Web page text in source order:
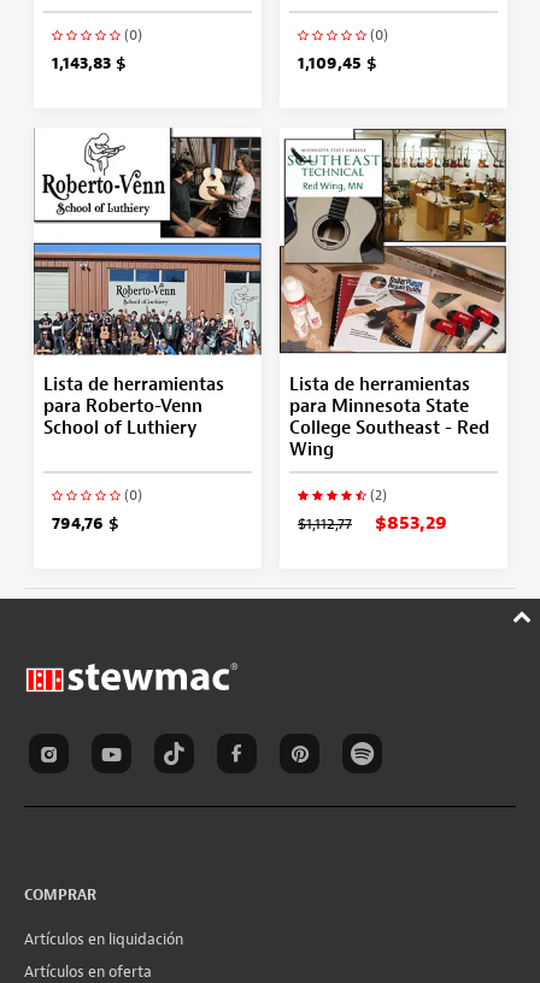
(0)
1,143,83 $
(0)
1,109,45 $
Lista de herramientas
para Roberto-Venn
School of Luthiery
(0)
794,76 $
Lista de herramientas
para Minnesota State
College Southeast - Red
Wing
(2)
$1,112,77 $853,29
COMPRAR
Artículos en liquidación
Artículos en oferta